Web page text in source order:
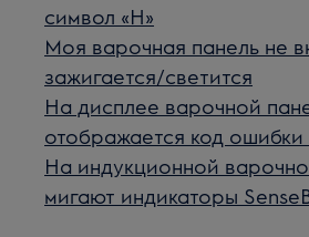
символ «H»
Моя варочная панель не
зажигается/светится
На дисплее варочной
отображается код ошибки
На индукционной
мигают индикаторы